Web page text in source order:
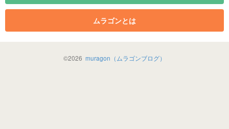
ムラゴンとは
©2026 muragon（ムラゴンブログ）